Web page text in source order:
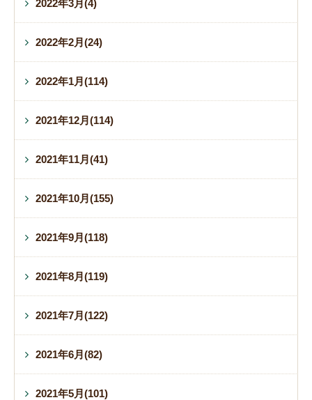
2022年3月(4)
2022年2月(24)
2022年1月(114)
2021年12月(114)
2021年11月(41)
2021年10月(155)
2021年9月(118)
2021年8月(119)
2021年7月(122)
2021年6月(82)
2021年5月(101)